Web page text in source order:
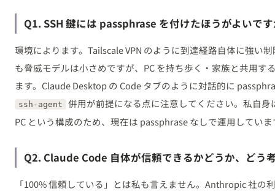
Q1. SSH 鍵には passphrase を付けたほうがよいで
環境によります。Tailscale VPN のように到達経路自体に強い
も脅威モデルは小さめですが、PC を持ち歩く・家族と共用す
ます。Claude Desktop の Code タブのように対話的に
ssh-agent
併用が前提になる点に注意してください。私自身
PC という構成のため、現在は passphrase なしで運用していま
Q2. Claude Code 自体が信頼できるかどうか、どう
「100% 信頼している」とは私も言えません。Anthropic 社の